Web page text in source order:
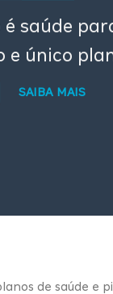
saúde
único
SAIBA MAIS
de saúde e